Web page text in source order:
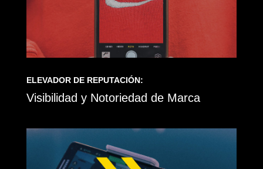
ELEVADOR DE REPUTACIÓN:
Visibilidad y Notoriedad de Marca